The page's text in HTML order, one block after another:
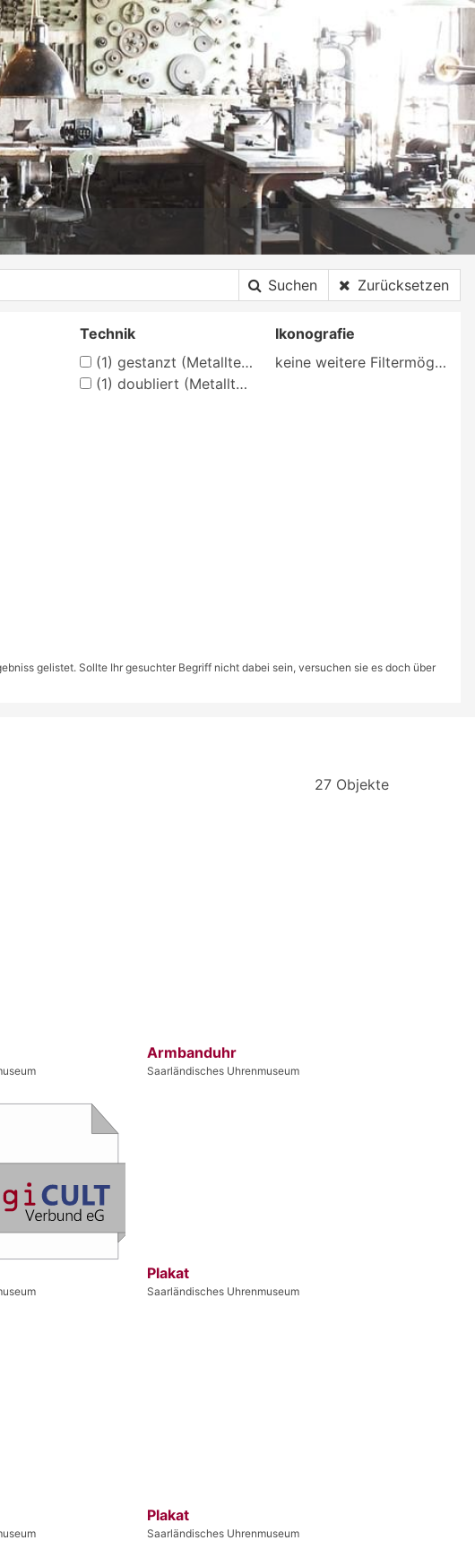
Suchen Zurücksetzen
Technik
(1) gestanzt (Metalltechnik)
(1) doubliert (Metalltechnik)
Ikonografie
keine weitere Filtermöglichkeit
gelistet. Sollte Ihr gesuchter Begriff nicht dabei sein, versuchen sie es doch über
27 Objekte
Armbanduhr
Saarländisches Uhrenmuseum
Plakat
Saarländisches Uhrenmuseum
Plakat
Saarländisches Uhrenmuseum